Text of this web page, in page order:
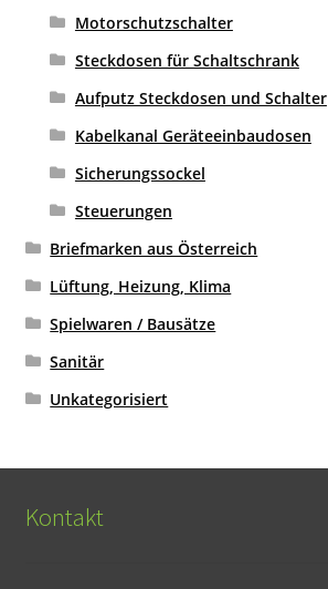
Motorschutzschalter
Steckdosen für Schaltschrank
Aufputz Steckdosen und Schalter
Kabelkanal Geräteeinbaudosen
Sicherungssockel
Steuerungen
Briefmarken aus Österreich
Lüftung, Heizung, Klima
Spielwaren / Bausätze
Sanitär
Unkategorisiert
Kontakt